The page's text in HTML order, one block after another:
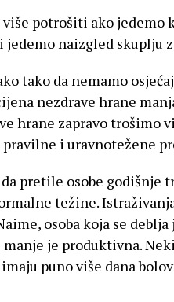
potrošiti ako jedemo
naizgled skuplju
tako da nemamo
nezdrave hrane
hrane zapravo trošimo
i uravnotežene
pretile osobe godišnje
težine.
osoba koja se
je produktivna.
puno više dana